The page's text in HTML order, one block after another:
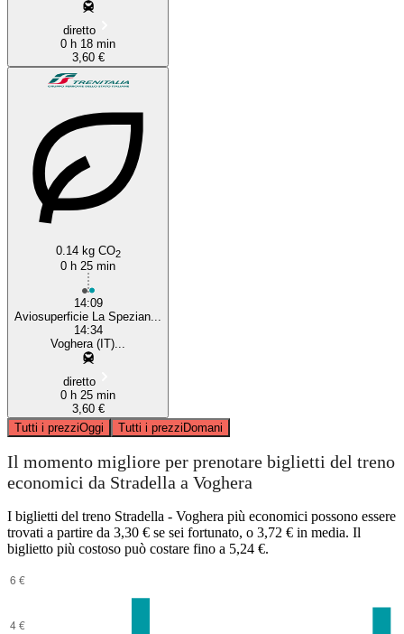
diretto
0 h 18 min
3,60 €
0.14 kg CO2
0 h 25 min
14:09
Aviosuperficie La Spezian...
14:34
Voghera (IT)...
diretto
0 h 25 min
3,60 €
Tutti i prezziOggi Tutti i prezziDomani
Il momento migliore per prenotare biglietti del treno
economici da Stradella a Voghera
I biglietti del treno Stradella - Voghera più economici possono essere
trovati a partire da 3,30 € se sei fortunato, o 3,72 € in media. Il
biglietto più costoso può costare fino a 5,24 €.